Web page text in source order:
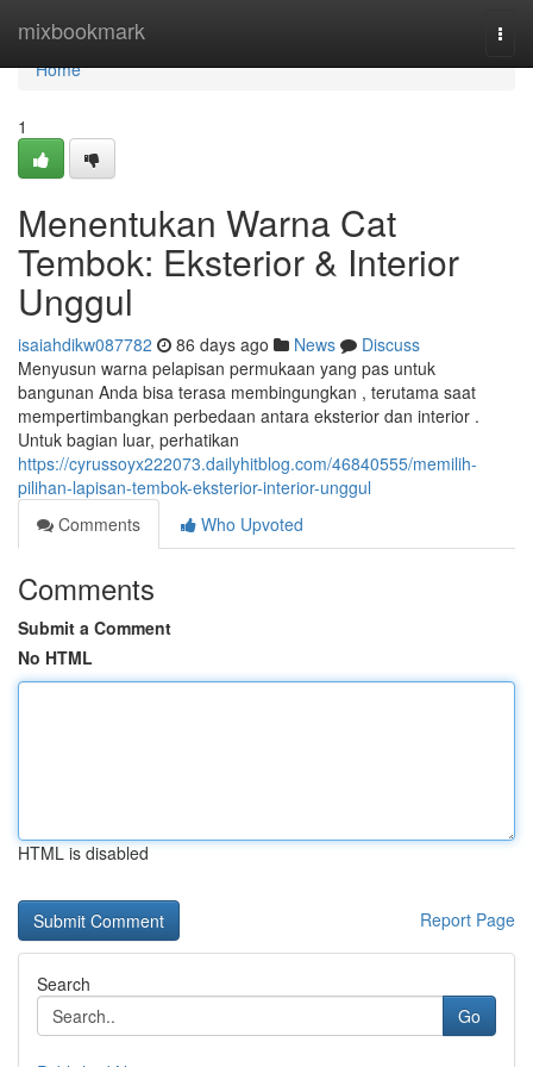
mixbookmark
Home
Home
1
Menentukan Warna Cat
Tembok: Eksterior & Interior
Unggul
isaiahdikw087782 86 days ago News
Discuss
Menyusun warna pelapisan permukaan yang pas untuk
bangunan Anda bisa terasa membingungkan , terutama saat
mempertimbangkan perbedaan antara eksterior dan interior .
Untuk bagian luar, perhatikan
https://cyrussoyx222073.dailyhitblog.com/46840555/memilih-
pilihan-lapisan-tembok-eksterior-interior-unggul
Comments
Who Upvoted
Comments
Submit a Comment
No HTML
HTML is disabled
Report Page
Search
Go